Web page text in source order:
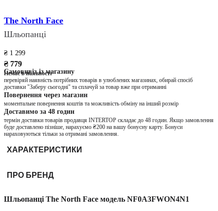
The North Face
Шльопанці
₴ 1 299
₴ 779
Немає в наявності
Самовивіз із магазину
перевіряй наявність потрібних товарів в улюблених магазинах, обирай спосіб
доставки "Заберу сьогодні" та сплачуй за товар вже при отриманні
Повернення через магазин
моментальне повернення коштів та можливість обміну на інший розмір
Доставимо за 48 годин
термін доставки товарів продавця INTERTOP складає до 48 годин. Якщо замовлення
буде доставлено пізніше, нарахуємо ₴200 на вашу бонусну карту. Бонуси
нараховуються тільки за отримані замовлення.
ХАРАКТЕРИСТИКИ
ПРО БРЕНД
Шльопанці The North Face модель NF0A3FWON4N1